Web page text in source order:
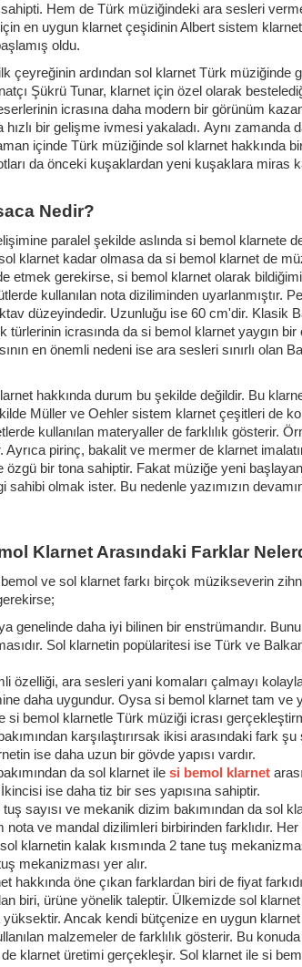
Hem de Türk müziğindeki ara sesleri
en uygun klarnet çeşidinin Albert sistem
oldu.
çeyreğinin ardından sol klarnet Türk müziğinde
Şükrü Tunar, klarnet için özel olarak
icrasına daha modern bir görünüm
hızlı bir gelişme ivmesi yakaladı. Aynı
içinde Türk müziğinde sol klarnet hakkında
da önceki kuşaklardan yeni kuşaklara miras
Nedir?
paralel şekilde aslında si bemol klarnete
klarnet kadar olmasa da si bemol klarnet de
etmek gerekirse, si bemol klarnet olarak
kullanılan nota diziliminden uyarlanmıştır.
düzeyindedir. Uzunluğu ise 60 cm'dir. Klasik
türlerinin icrasında da si bemol klarnet yaygın
en önemli nedeni ise ara sesleri sınırlı olan
hakkında durum bu şekilde değildir. Bu
Müller ve Oehler sistem klarnet çeşitleri de
kullanılan materyaller de farklılık gösterir.
Ayrıca pirinç, bakalit ve mermer de klarnet
özgü bir tona sahiptir. Fakat müziğe yeni
sahibi olmak ister. Bu nedenle yazımızın
Klarnet Arasındaki Farklar
bemol ve sol klarnet farkı birçok müzikseverin
genelinde daha iyi bilinen bir enstrümandır.
Sol klarnetin popülaritesi ise Türk ve
özelliği, ara sesleri yani komaları çalmayı
daha uygundur. Oysa si bemol klarnet tam ve
si bemol klarnetle Türk müziği icrası
karşılaştırırsak ikisi arasındaki fark
ise daha uzun bir gövde yapısı vardır.
da sol klarnet ile si bemol klarnet
ise daha tiz bir ses yapısına sahiptir.
sayısı ve mekanik dizim bakımından da sol
nota ve mandal dizilimleri birbirinden farklıdır. Her
klarnetin kalak kısmında 2 tane tuş
mekanizması yer alır.
hakkında öne çıkan farklardan biri de fiyat
biri, ürüne yönelik taleptir. Ülkemizde sol
Ancak kendi bütçenize en uygun
malzemeler de farklılık gösterir. Bu
klarnet üretimi gerçekleşir. Sol klarnet ile si